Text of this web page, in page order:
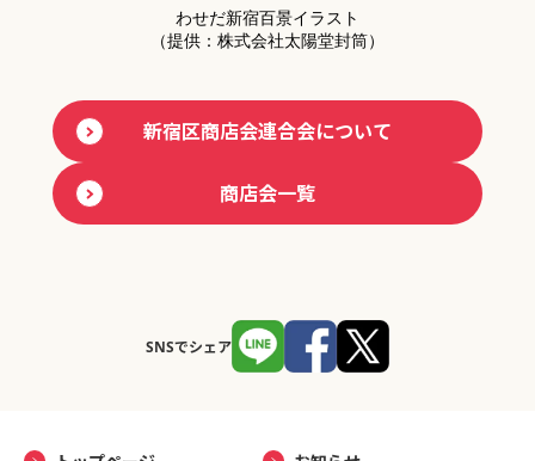
わせだ新宿百景イラスト
（提供：株式会社太陽堂封筒）
新宿区商店会連合会について
商店会一覧
SNSでシェア